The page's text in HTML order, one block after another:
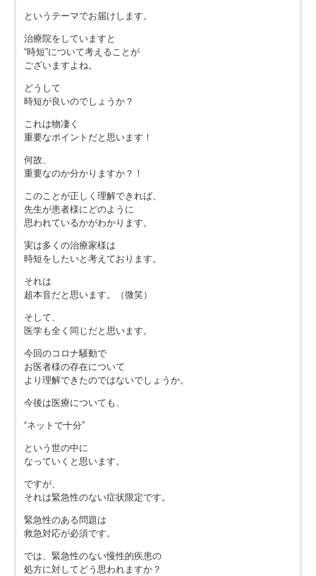
というテーマでお届けします。
治療院をしていますと
“時短”について考えることが
ございますよね。
どうして
時短が良いのでしょうか？
これは物凄く
重要なポイントだと思います！
何故、
重要なのか分かりますか？！
このことが正しく理解できれば、
先生が患者様にどのように
思われているかがわかります。
実は多くの治療家様は
時短をしたいと考えております。
それは
超本音だと思います。（微笑）
そして、
医学も全く同じだと思います。
今回のコロナ騒動で
お医者様の存在について
より理解できたのではないでしょうか。
今後は医療についても、
“ネットで十分”
という世の中に
なっていくと思います。
ですが、
それは緊急性のない症状限定です。
緊急性のある問題は
救急対応が必須です。
では、緊急性のない慢性的疾患の
処方に対してどう思われますか？